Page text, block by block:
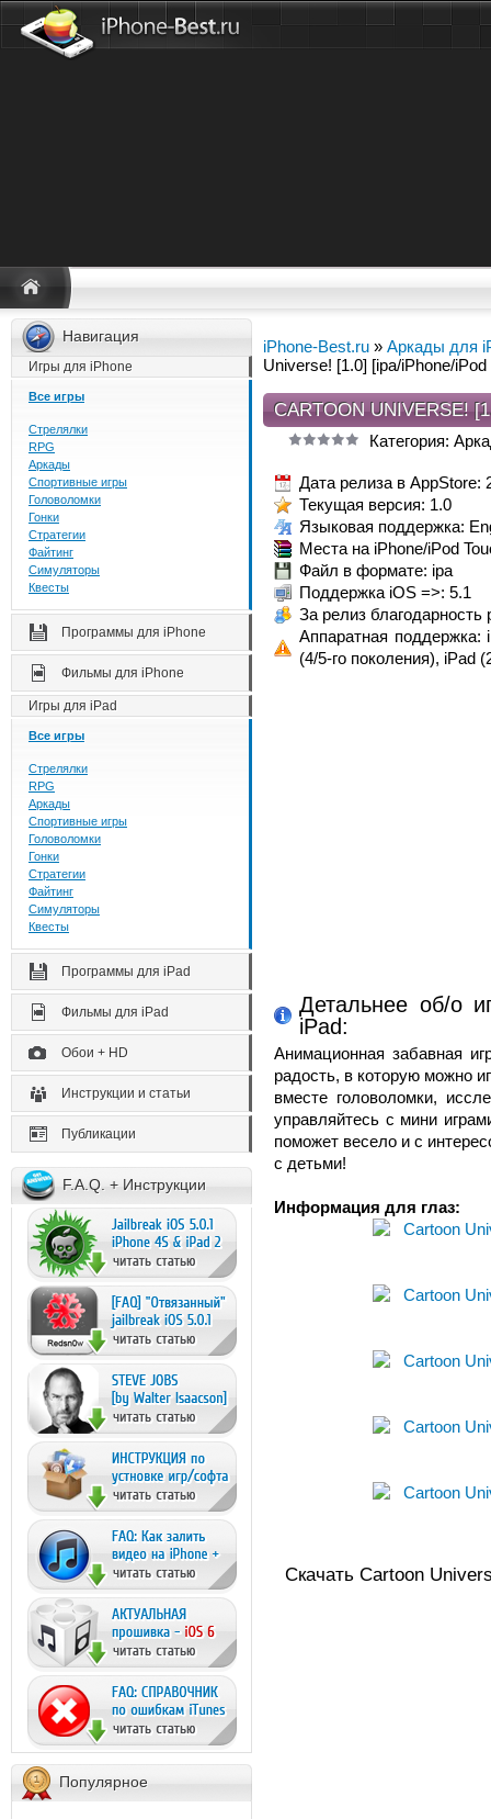
Навигация
Игры для iPhone
Все игры
Стрелялки
RPG
Аркады
Спортивные игры
Головоломки
Гонки
Стратегии
Файтинг
Симуляторы
Квесты
Программы для iPhone
Фильмы для iPhone
Игры для iPad
Все игры
Стрелялки
RPG
Аркады
Спортивные игры
Головоломки
Гонки
Стратегии
Файтинг
Симуляторы
Квесты
Программы для iPad
Фильмы для iPad
Обои + HD
Инструкции и статьи
Публикации
F.A.Q. + Инструкции
Популярное
iPhone-Best.ru » Аркады для
Universe! [1.0] [ipa/iPhone/iPod
CARTOON UNIVERSE!
Категория:
Дата релиза в AppStore:
Текущая версия: 1.0
Языковая поддержка:
Места на iPhone/iPod
Файл в формате: ipa
Поддержка iOS =>: 5.1
За релиз благодарность
Аппаратная поддержка:
(4/5-го поколения), iPad
Детальнее об/о
iPad:
Анимационная забавная
радость, в которую можно
вместе головоломки,
управляйтесь с мини
поможет весело и с
с детьми!
Информация для глаз:
Скачать Cartoon